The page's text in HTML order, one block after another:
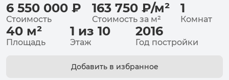
6 550 000 ₽
Стоимость
163 750 ₽/м²
Стоимость за м²
1
Комнат
40 м²
Площадь
1 из 10
Этаж
2016
Год постройки
Добавить в избранное